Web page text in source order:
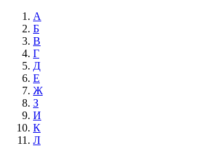
А
Б
В
Г
Д
Е
Ж
З
И
К
Л